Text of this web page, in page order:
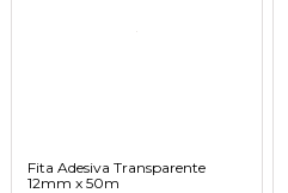
Fita Adesiva Transparente
12mm x 50m